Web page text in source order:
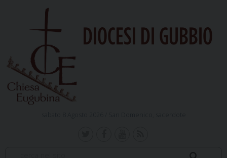
DIOCESI DI GUBBIO